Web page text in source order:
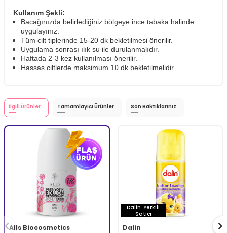
Kullanım Şekli:
Bacağınızda belirlediğiniz bölgeye ince tabaka halinde
uygulayınız.
Tüm cilt tiplerinde 15-20 dk bekletilmesi önerilir.
Uygulama sonrası ılık su ile durulanmalıdır.
Haftada 2-3 kez kullanılması önerilir.
Hassas ciltlerde maksimum 10 dk bekletilmelidir.
İlgili Ürünler Tamamlayıcı Ürünler Son Baktıklarınız
Alls Biocosmetics
Dalin Yetkili
Satıcı
Dalin